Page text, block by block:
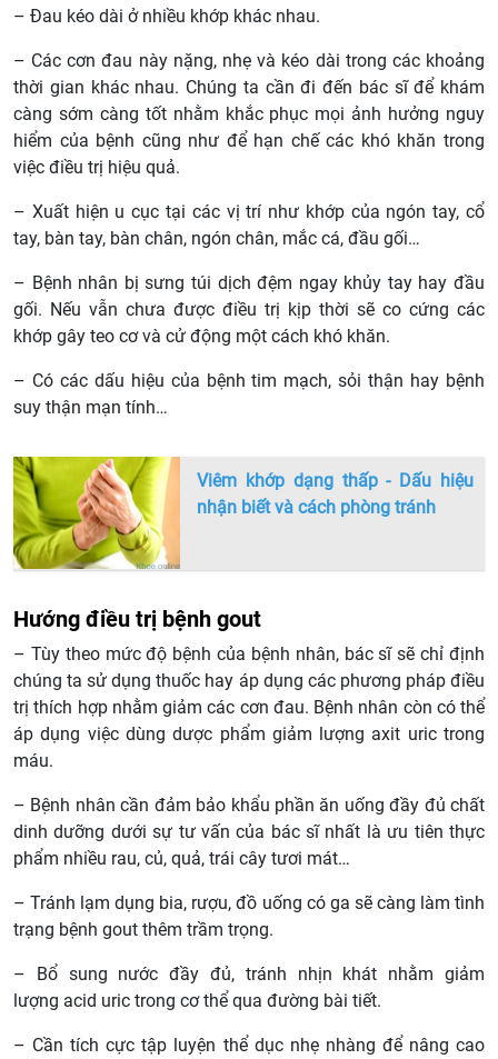
– Đau kéo dài ở nhiều khớp khác nhau.
– Các cơn đau này nặng, nhẹ và kéo dài trong các khoảng
thời gian khác nhau. Chúng ta cần đi đến bác sĩ để khám
càng sớm càng tốt nhằm khắc phục mọi ảnh hưởng nguy
hiểm của bệnh cũng như để hạn chế các khó khăn trong
việc điều trị hiệu quả.
– Xuất hiện u cục tại các vị trí như khớp của ngón tay, cổ
tay, bàn tay, bàn chân, ngón chân, mắc cá, đầu gối…
– Bệnh nhân bị sưng túi dịch đệm ngay khủy tay hay đầu
gối. Nếu vẫn chưa được điều trị kịp thời sẽ co cứng các
khớp gây teo cơ và cử động một cách khó khăn.
– Có các dấu hiệu của bệnh tim mạch, sỏi thận hay bệnh
suy thận mạn tính…
Viêm khớp dạng thấp - Dấu hiệu
nhận biết và cách phòng tránh
Hướng điều trị bệnh gout
– Tùy theo mức độ bệnh của bệnh nhân, bác sĩ sẽ chỉ định
chúng ta sử dụng thuốc hay áp dụng các phương pháp điều
trị thích hợp nhằm giảm các cơn đau. Bệnh nhân còn có thể
áp dụng việc dùng dược phẩm giảm lượng axit uric trong
máu.
– Bệnh nhân cần đảm bảo khẩu phần ăn uống đầy đủ chất
dinh dưỡng dưới sự tư vấn của bác sĩ nhất là ưu tiên thực
phẩm nhiều rau, củ, quả, trái cây tươi mát…
– Tránh lạm dụng bia, rượu, đồ uống có ga sẽ càng làm tình
trạng bệnh gout thêm trầm trọng.
– Bổ sung nước đầy đủ, tránh nhịn khát nhằm giảm
lượng acid uric trong cơ thể qua đường bài tiết.
– Cần tích cực tập luyện thể dục nhẹ nhàng để nâng cao